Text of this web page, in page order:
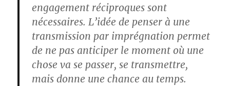
engagement réciproques sont
nécessaires. L’idée de penser à une
transmission par imprégnation permet
de ne pas anticiper le moment où une
chose va se passer, se transmettre,
mais donne une chance au temps.